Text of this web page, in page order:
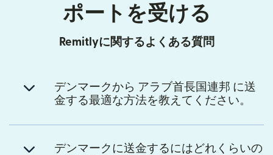
ポートを受ける
Remitlyに関するよくある質問
デンマークから アラブ首長国連邦 に送
金する最適な方法を教えてください。
デンマークに送金するにはどれくらいの